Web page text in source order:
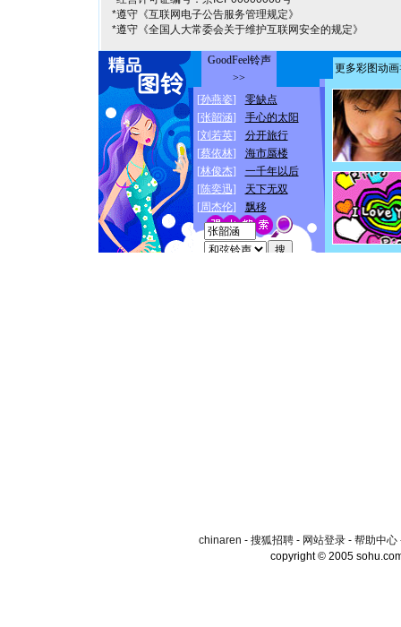
*遵守《互联网电子公告服务管理规定》
*遵守《全国人大常委会关于维护互联网安全的规定》
chinaren - 搜狐招聘- 网站登录- 帮助中心
copyright © 2005